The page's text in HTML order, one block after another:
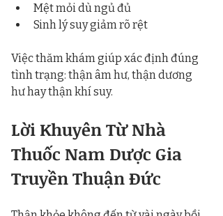
Mệt mỏi dù ngủ đủ
Sinh lý suy giảm rõ rệt
Việc thăm khám giúp xác định đúng
tình trạng: thận âm hư, thận dương
hư hay thận khí suy.
Lời Khuyên Từ Nhà
Thuốc Nam Dược Gia
Truyền Thuận Đức